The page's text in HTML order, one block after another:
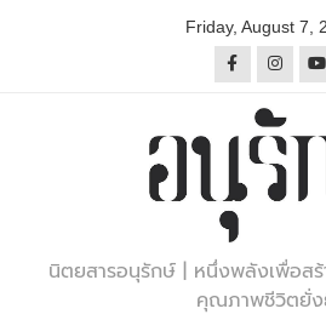
Friday, August 7,
นิตยสารอนุรักษ์ | หนึ่งพลังเพื่อส
คุณภาพชีวิตยั่